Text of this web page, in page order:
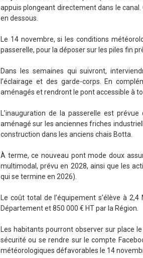
appuis plongeant directement dans le
en dessous.
Le 14 novembre, si les conditions
passerelle, pour la déposer sur les piles fin
Dans les semaines qui suivront,
l’éclairage et des garde-corps. En
aménagés et rendront le pont accessible à
L’inauguration de la passerelle est
aménagé sur les anciennes friches
construction dans les anciens chais Botta.
À terme, ce nouveau pont mode doux
multimodal, prévu en 2028, ainsi que les
qui se termine en 2026).
Le coût total de l’équipement s’élève à
Département et 850 000 € HT par la Région.
Les habitants pourront observer sur place
sécurité ou se rendre sur le compte
météorologiques défavorables le 14